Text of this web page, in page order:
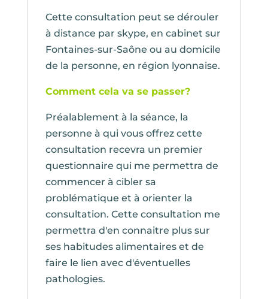
Cette consultation peut se dérouler
à distance par skype, en cabinet sur
Fontaines-sur-Saône ou au domicile
de la personne, en région lyonnaise.
Comment cela va se passer?
Préalablement à la séance, la
personne à qui vous offrez cette
consultation recevra un premier
questionnaire qui me permettra de
commencer à cibler sa
problématique et à orienter la
consultation. Cette consultation me
permettra d'en connaitre plus sur
ses habitudes alimentaires et de
faire le lien avec d'éventuelles
pathologies.